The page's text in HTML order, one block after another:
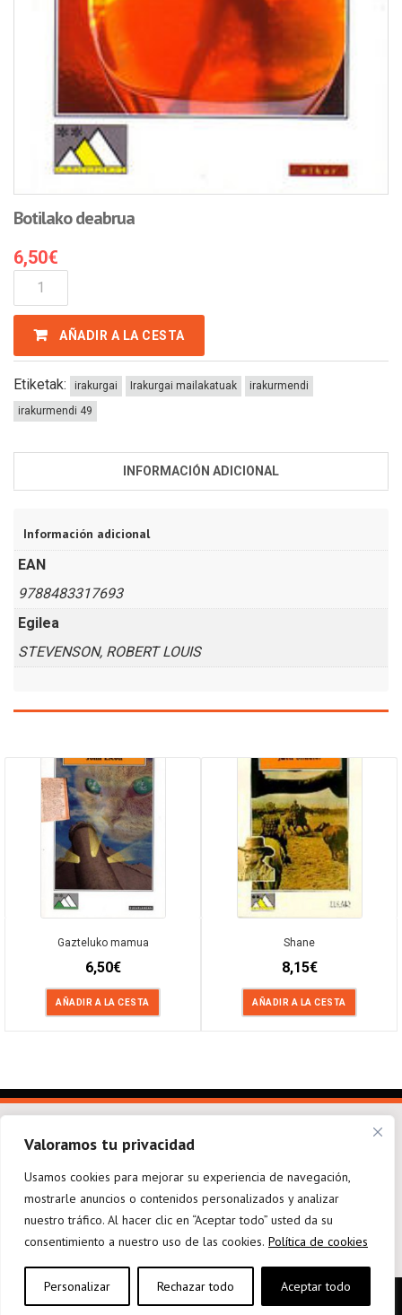
Valoramos tu privacidad
Usamos cookies para mejorar su experiencia de navegación,
mostrarle anuncios o contenidos personalizados y analizar
nuestro tráfico. Al hacer clic en “Aceptar todo” usted da su
consentimiento a nuestro uso de las cookies. Política de cookies
Personalizar Rechazar todo Aceptar todo
Botilako deabrua
6,50€
Botilako
Deabrua
Cantidad
AÑADIR A LA CESTA
Etiketak: irakurgai Irakurgai mailakatuak
irakurmendi
irakurmendi 49
INFORMACIÓN ADICIONAL
Información adicional
EAN
9788483317693
Egilea
STEVENSON, ROBERT LOUIS
Gazteluko mamua
6,50€
AÑADIR A LA CESTA
Shane
8,15€
AÑADIR A LA CESTA
elkarargitaletxea@elkar.eus
943 310 267
Haizpea Poligonoa, 1. 20150 Aduna.
Aviso legal